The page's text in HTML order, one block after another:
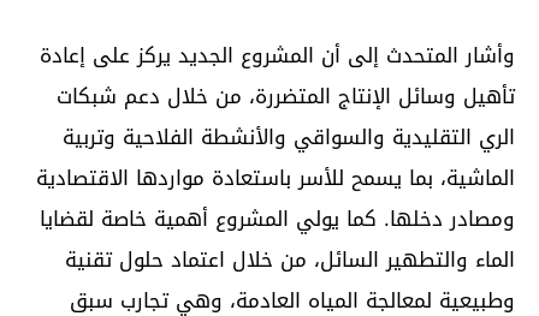
وأشار المتحدث إلى أن المشروع الجديد يركز على إعادة
تأهيل وسائل الإنتاج المتضررة، من خلال دعم شبكات
الري التقليدية والسواقي والأنشطة الفلاحية وتربية
الماشية، بما يسمح للأسر باستعادة مواردها الاقتصادية
ومصادر دخلها. كما يولي المشروع أهمية خاصة لقضايا
الماء والتطهير السائل، من خلال اعتماد حلول تقنية
وطبيعية لمعالجة المياه العادمة، وهي تجارب سبق